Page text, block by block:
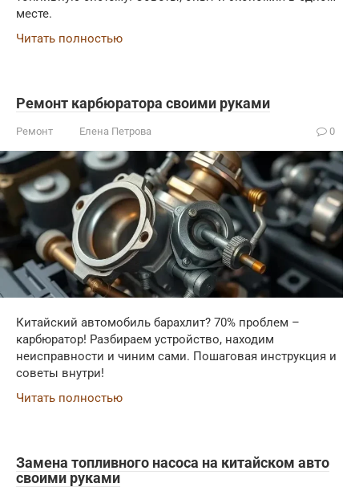
месте.
Читать полностью
Ремонт карбюратора своими руками
Ремонт Елена Петрова 0
Китайский автомобиль барахлит? 70% проблем –
карбюратор! Разбираем устройство, находим
неисправности и чиним сами. Пошаговая инструкция и
советы внутри!
Читать полностью
Замена топливного насоса на китайском авто
своими руками